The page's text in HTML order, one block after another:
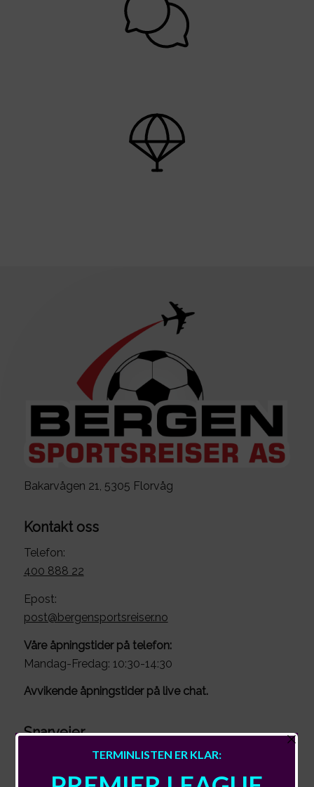
Bakarvågen 21, 5305 Florvåg
Kontakt oss
Telefon:
400 888 22
Epost:
post@bergensportsreiser.no
Våre åpningstider på telefon:
Mandag-Fredag: 10:30-14:30
Avvikende åpningstider på live chat.
Snarveier
Lag i Europa